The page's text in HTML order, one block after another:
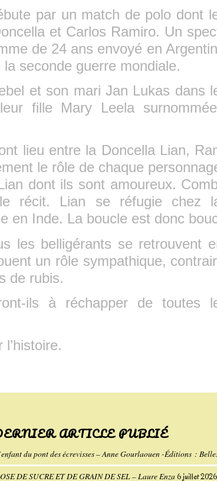
par un match de polo dont
et Carlos Ramiro. Un
de 24 ans envoyé en
seconde guerre mondiale.
et son mari Jan Lukas dans
fille Mary Leela
lieu entre la Doncella Lian,
le rôle de chaque
dont ils sont amoureux.
récit. Lian se réfugie chez
en Inde. La boucle est donc
les belligérants se retrouvent
un rôle sympathique,
de rubis.
ils à réchapper de toutes
ARTICLE PUBLIÉ
du pont des écrevisses – Anne Gourlaouen -Éditions :
DE SUCRE ET DE GRAIN DE SEL – Laure Enza6 juillet 2026